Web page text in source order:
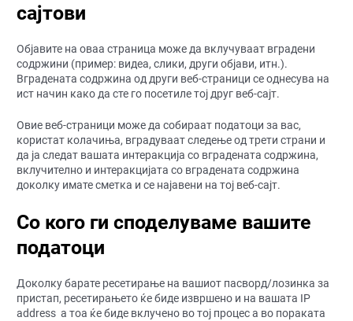
сајтови
Објавите на оваа страница може да вклучуваат вградени
содржини (пример: видеа, слики, други објави, итн.).
Вградената содржина од други веб-страници се однесува на
ист начин како да сте го посетиле тој друг веб-сајт.
Овие веб-страници може да собираат податоци за вас,
користат колачиња, вградуваат следење од трети страни и
да ја следат вашата интеракција со вградената содржина,
вклучително и интеракцијата со вградената содржина
доколку имате сметка и се најавени на тој веб-сајт.
Со кого ги споделуваме вашите
податоци
Доколку барате ресетирање на вашиот пасворд/лозинка за
пристап, ресетирањето ќе биде извршено и на вашата IP
address а тоа ќе биде вклучено во тој процес а во пораката